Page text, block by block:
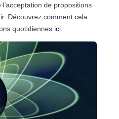
de propositions
Découvrez comment cela
quotidiennes ici.